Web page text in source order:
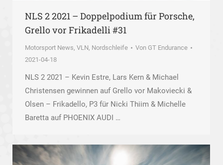
NLS 2 2021 – Doppelpodium für Porsche,
Grello vor Frikadelli #31
Motorsport News, VLN, Nordschleife Von GT Endurance
2021-04-18
NLS 2 2021 – Kevin Estre, Lars Kern & Michael
Christensen gewinnen auf Grello vor Makoviecki &
Olsen – Frikadello, P3 für Nicki Thiim & Michelle
Baretta auf PHOENIX AUDI …